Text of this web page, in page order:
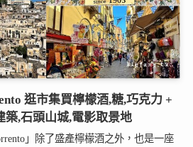
逛市集買檸檬酒,糖,巧克力 +
築,石頭山城,電影取景地
」除了盛產檸檬酒之外，也是一座